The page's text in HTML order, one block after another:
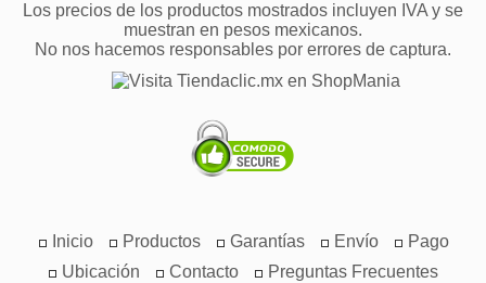
Los precios de los productos mostrados incluyen IVA y se
muestran en pesos mexicanos.
No nos hacemos responsables por errores de captura.
Inicio Productos Garantías Envío
Pago
Ubicación
Contacto Preguntas Frecuentes